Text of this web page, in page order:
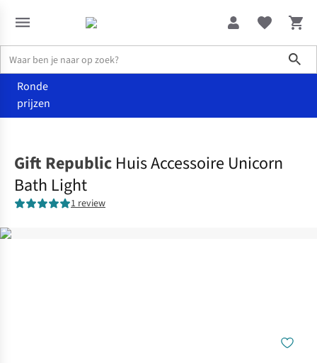
Ronde
prijzen
Gift Republic Huis Accessoire Unicorn
Bath Light
1 review